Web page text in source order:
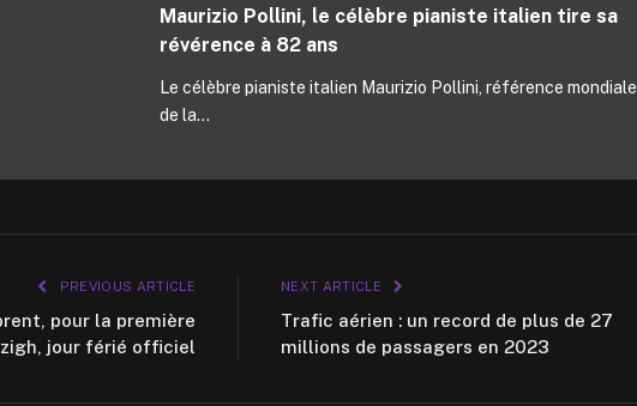
Maurizio Pollini, le célèbre pianiste italien tire sa
révérence à 82 ans
Le célèbre pianiste italien Maurizio Pollini, référence mondiale
de la...
PREVIOUS ARTICLE
pour la première
jour férié officiel
NEXT ARTICLE
Trafic aérien : un record de plus de 27
millions de passagers en 2023